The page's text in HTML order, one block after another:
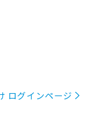
ログインページ